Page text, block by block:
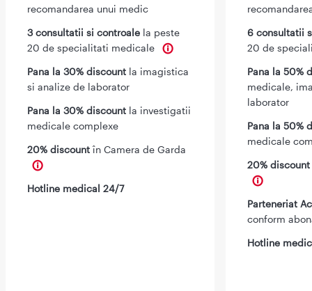
recomandarea unui medic
3 consultatii si controale la peste
20 de specialitati medicale
Pana la 30% discount la imagistica
si analize de laborator
Pana la 30% discount la investigatii
medicale complexe
20% discount în Camera de Garda
Hotline medical 24/7
6 consultatii
20 de
Pana la 50%
medicale,
laborator
Pana la 50%
medicale
20%
Parteneriat
conform
Hotline